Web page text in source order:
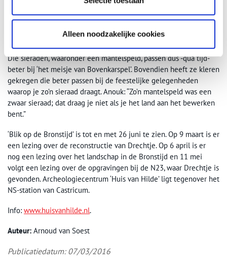
Alleen noodzakelijke cookies
sieraden en bijpassende kleren gekregen. Dat komt omdat bij de
opgravingen, waarbij Drechtjes skelet is opgedoken, ook sieraden
die in oktober 2015 al even in Huis van Hilde was te zien.
Die sieraden, waaronder een mantelspeld, passen dus -qua tijd-
beter bij ‘het meisje van Bovenkarspel’. Bovendien heeft ze kleren
gekregen die beter passen bij de feestelijke gelegenheden
waarop je zo’n sieraad draagt. Anouk: “Zo’n mantelspeld was een
zwaar sieraad; dat draag je niet als je het land aan het bewerken
bent.”
‘Blik op de Bronstijd’ is tot en met 26 juni te zien. Op 9 maart is er
een lezing over de reconstructie van Drechtje. Op 6 april is er
nog een lezing over het landschap in de Bronstijd en 11 mei
volgt een lezing over de opgravingen bij de N23, waar Drechtje is
gevonden. Archeologiecentrum ‘Huis van Hilde’ ligt tegenover het
NS-station van Castricum.
Info: www.huisvanhilde.nl.
Auteur: Arnoud van Soest
Publicatiedatum: 07/03/2016